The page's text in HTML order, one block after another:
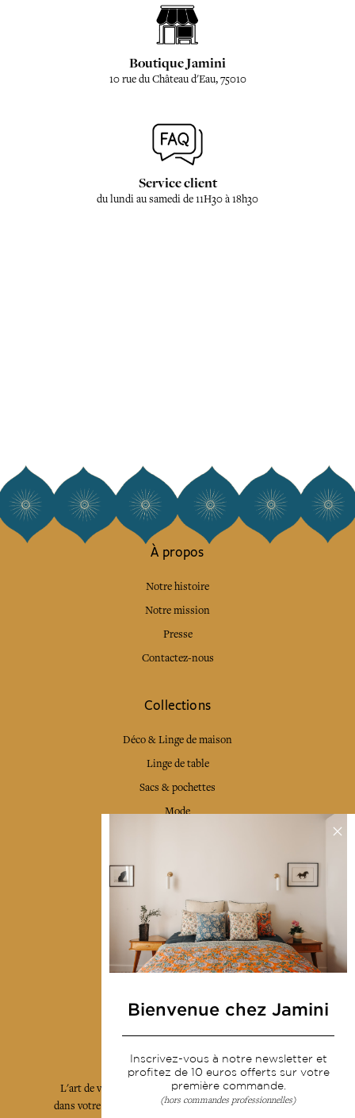
Boutique Jamini
10 rue du Château d'Eau, 75010
Service client
du lundi au samedi de 11H30 à 18h30
À propos
Notre histoire
Notre mission
Presse
Contactez-nous
Collections
Déco & Linge de maison
Linge de table
Sacs & pochettes
Mode
Livraison & retour
CGV
Devenir revendeur
Notre communauté
L'art de vivre JAMINI raconté avec poésie et élégance
dans votre boîte mail. Inscrivez vous à notre newsletter
Bienvenue chez Jamini
Inscrivez-vous à notre newsletter et
profitez de 10 euros offerts sur votre
première commande.
(hors commandes professionnelles)